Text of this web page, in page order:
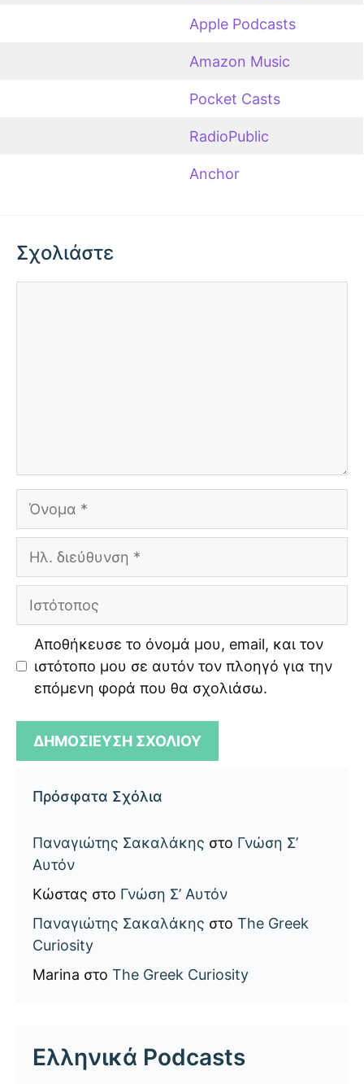
Apple Podcasts
Amazon Music
Pocket Casts
RadioPublic
Anchor
Σχολιάστε
Όνομα
Ιστότοπος
Αποθήκευσε το όνομά μου, email, και τον
ιστότοπο μου σε αυτόν τον πλοηγό για την
επόμενη φορά που θα σχολιάσω.
Πρόσφατα Σχόλια
Παναγιώτης Σακαλάκης στο Γνώση Σ’
Αυτόν
Κώστας στο Γνώση Σ’ Αυτόν
Παναγιώτης Σακαλάκης στο The Greek
Curiosity
Marina στο The Greek Curiosity
Ελληνικά Podcasts